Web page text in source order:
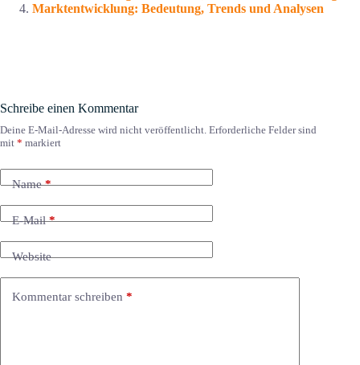
Marktentwicklung: Bedeutung, Trends und Analysen
Schreibe einen Kommentar
Deine E-Mail-Adresse wird nicht veröffentlicht. Erforderliche Felder sind
mit * markiert
Name*
E-Mail*
Website
Kommentar schreiben *